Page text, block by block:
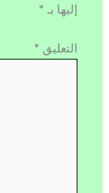
إليها بـ *
التعليق *